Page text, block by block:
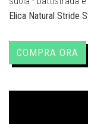
Elica Natural Stride
assorbimento degli
COMPRA ORA